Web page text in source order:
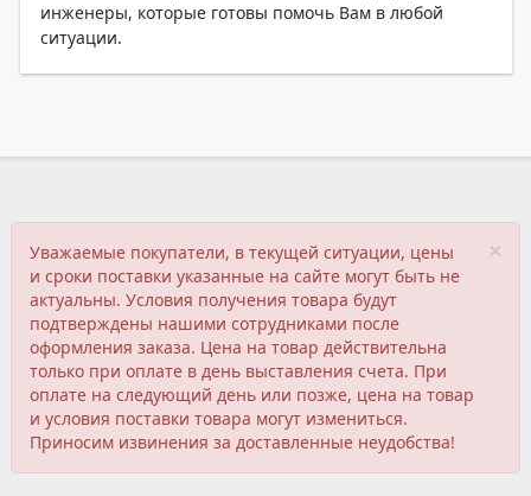
инженеры, которые готовы помочь Вам в любой
ситуации.
×
Уважаемые покупатели, в текущей ситуации, цены
и сроки поставки указанные на сайте могут быть не
актуальны. Условия получения товара будут
подтверждены нашими сотрудниками после
оформления заказа. Цена на товар действительна
только при оплате в день выставления счета. При
оплате на следующий день или позже, цена на товар
и условия поставки товара могут измениться.
Приносим извинения за доставленные неудобства!